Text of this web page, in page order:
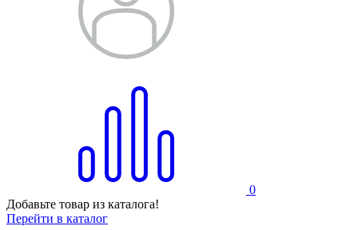
0
Добавьте товар из каталога!
Перейти в каталог